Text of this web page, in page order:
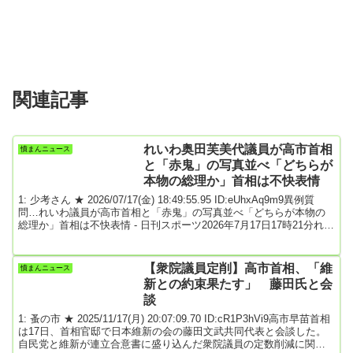
関連記事
憤まんニュース
れいわ奥田芙美代議員が高市首相
と「赤鬼」の写真並べ「どちらが
本物の総理か」首相は不快表情
1: 少考さん ★ 2026/07/17(金) 18:49:55.95 ID:eUhxAq9m9異例質
問…れいわ議員が高市首相と「赤鬼」の写真並べ「どちらが本物の
総理か」首相は不快表情 - 日刊スポーツ2026年7月17日17時21分れい
トドレッサー賞特別賞を受賞した際の首相の写真を並べたフリップ
を用い、質問する異例な場面があった。奥田氏は、実際に聴いたと
憤まんニュース
【衆院議員定削】高市首相、「維
新との約束果たす」 藤田氏と会
談
1: 蚤の市 ★ 2025/11/17(月) 20:07:09.70 ID:cR1P3hVi9高市早苗首相
は17日、首相官邸で日本維新の会の藤田文武共同代表と会談した。
自民党と維新が連立合意書に盛り込んだ衆院議員の定数削減に関し